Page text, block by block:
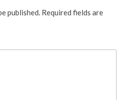
published. Required fields are